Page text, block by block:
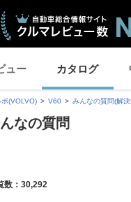
ュー カタログ
ボ(VOLVO) V60 みんなの質問(解
なの質問
数： 30,292